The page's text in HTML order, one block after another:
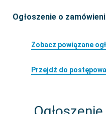
Ogłoszenie o
Zobacz powiązane
Przejdź do